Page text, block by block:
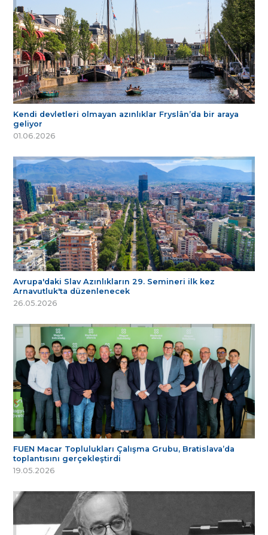
Kendi devletleri olmayan azınlıklar Fryslân’da bir araya
geliyor
01.06.2026
Avrupa'daki Slav Azınlıkların 29. Semineri ilk kez
Arnavutluk'ta düzenlenecek
26.05.2026
FUEN Macar Toplulukları Çalışma Grubu, Bratislava’da
toplantısını gerçekleştirdi
19.05.2026